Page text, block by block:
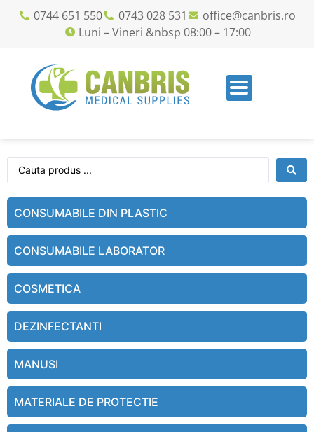
0744 651 550 0743 028 531
office@canbris.ro
Luni – Vineri &nbsp 08:00 – 17:00
CONSUMABILE DIN PLASTIC
CONSUMABILE LABORATOR
COSMETICA
DEZINFECTANTI
MANUSI
MATERIALE DE PROTECTIE